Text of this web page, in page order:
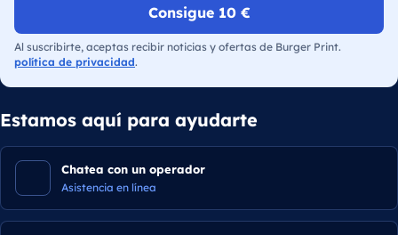
Consigue 10 €
Al suscribirte, aceptas recibir noticias y ofertas de Burger Print.
política de privacidad.
Estamos aquí para ayudarte
Chatea con un operador
Asistencia en línea